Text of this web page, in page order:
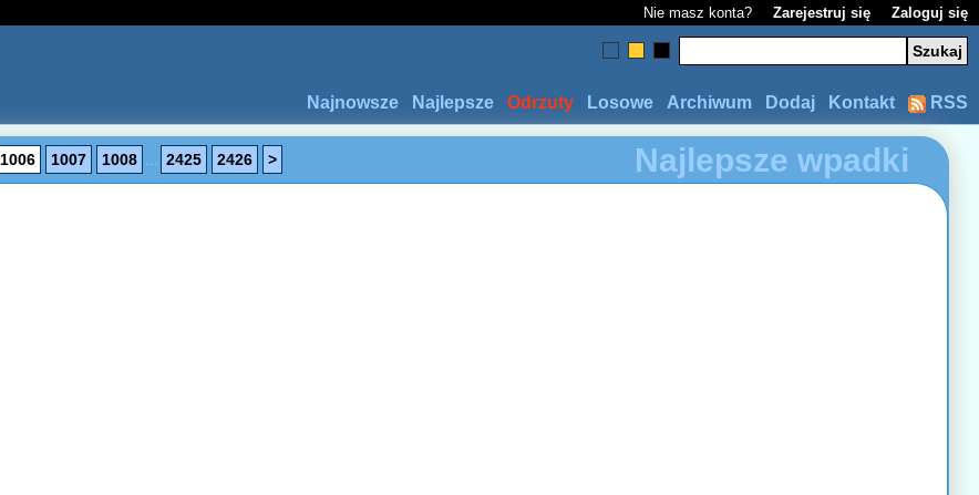
Nie masz konta? Zarejestruj się Zaloguj się
RSS
Kontakt
Dodaj
Archiwum
Losowe
Odrzuty
Najlepsze
Najnowsze
Najlepsze wpadki
1006 1007 1008 2425 2426 >